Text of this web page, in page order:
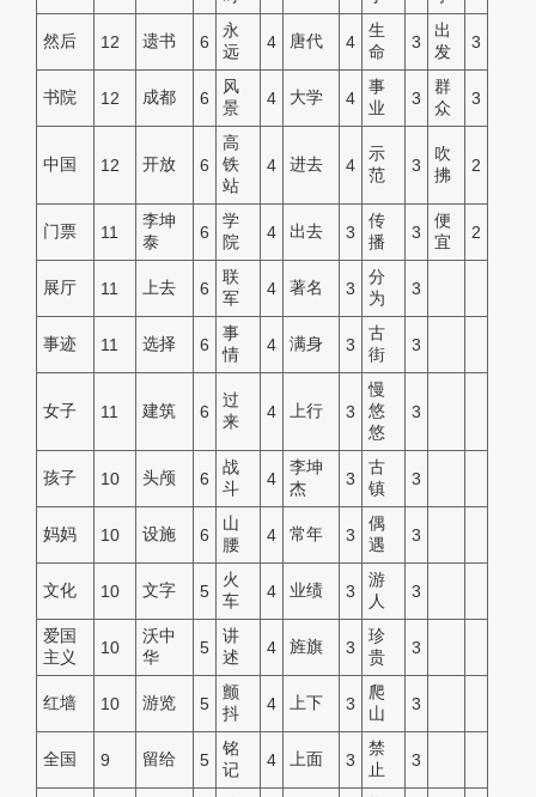
然后 12 遗书 6
永
远
4 唐代 4
生
命
3
出
发
3
书院 12 成都 6
风
景
4 大学 4
事
业
3
群
众
3
中国 12 开放 6
高
铁
站
4 进去 4
示
范
3
吹
拂
2
门票 11
李坤
泰
6
学
院
4 出去 3
传
播
3
便
宜
2
展厅 11 上去 6
联
军
4 著名 3
分
为
3
事迹 11 选择 6
事
情
4 满身 3
古
街
3
女子 11 建筑 6
过
来
4 上行 3
慢
悠
悠
3
孩子 10 头颅 6
战
斗
4
李坤
杰
3
古
镇
3
妈妈 10 设施 6
山
腰
4 常年 3
偶
遇
3
文化 10 文字 5
火
车
4 业绩 3
游
人
3
爱国
主义
10
沃中
华
5
讲
述
4 旌旗 3
珍
贵
3
红墙 10 游览 5
颤
抖
4 上下 3
爬
山
3
全国 9 留给 5
铭
记
4 上面 3
禁
止
3